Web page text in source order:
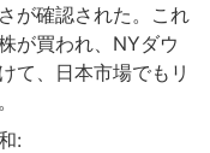
が確認された。これ
が買われ、NYダウ
て、日本市場でもリ
: